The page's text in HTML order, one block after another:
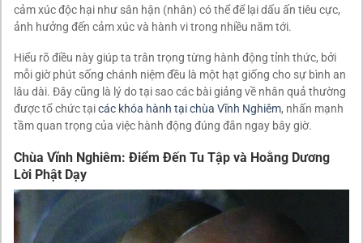
cảm xúc độc hại như sân hận (nhân) có thể để lại dấu ấn tiêu cực,
ảnh hưởng đến cảm xúc và hành vi trong nhiều năm tới.
Hiểu rõ điều này giúp ta trân trọng từng hành động tỉnh thức, bởi
mỗi giờ phút sống chánh niệm đều là một hạt giống cho sự bình an
lâu dài. Đây cũng là lý do tại sao các bài giảng về nhân quả thường
được tổ chức tạicác khóa hành tại chùa Vĩnh Nghiêm, nhấn mạnh
tầm quan trọng của việc hành động đúng đắn ngay bây giờ.
Chùa Vĩnh Nghiêm: Điểm Đến Tu Tập và Hoằng Dương
Lời Phật Dạy